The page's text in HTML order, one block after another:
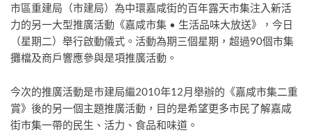
市區重建局（市建局）為中環嘉咸街的百年露天市集注入新活
力的另一大型推廣活動《嘉咸市集 • 生活品味大放送》，今日
（星期二）舉行啟動儀式。活動為期三個星期，超過90個市集
攤檔及商戶響應參與是項推廣活動。
今次的推廣活動是市建局繼2010年12月舉辦的《嘉咸市集二重
賞》後的另一個主題推廣活動，目的是希望更多市民了解嘉咸
街市集一帶的民生、活力、食品和味道。